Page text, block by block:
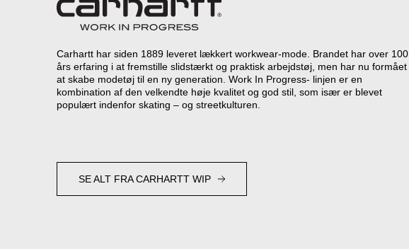
Carhartt har siden 1889 leveret lækkert workwear-mode. Brandet har over 100
års erfaring i at fremstille slidstærkt og praktisk arbejdstøj, men har nu formået
at skabe modetøj til en ny generation. Work In Progress- linjen er en
kombination af den velkendte høje kvalitet og god stil, som især er blevet
populært indenfor skating – og streetkulturen.
SE ALT FRA CARHARTT WIP